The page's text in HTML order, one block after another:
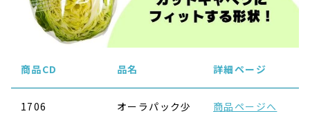
商品CD 品名 詳細ページ
1706
オーラパック少
商品ページへ